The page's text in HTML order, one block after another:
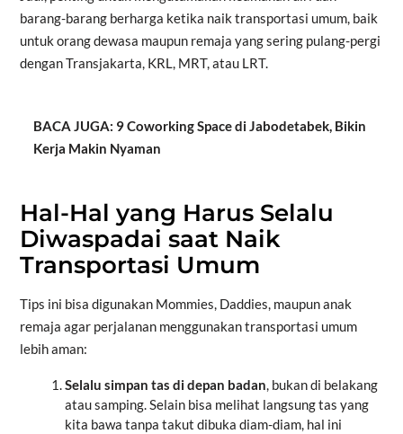
barang-barang berharga ketika naik transportasi umum, baik
untuk orang dewasa maupun remaja yang sering pulang-pergi
dengan Transjakarta, KRL, MRT, atau LRT.
BACA JUGA: 9 Coworking Space di Jabodetabek, Bikin
Kerja Makin Nyaman
Hal-Hal yang Harus Selalu
Diwaspadai saat Naik
Transportasi Umum
Tips ini bisa digunakan Mommies, Daddies, maupun anak
remaja agar perjalanan menggunakan transportasi umum
lebih aman:
Selalu simpan tas di depan badan, bukan di belakang
atau samping. Selain bisa melihat langsung tas yang
kita bawa tanpa takut dibuka diam-diam, hal ini